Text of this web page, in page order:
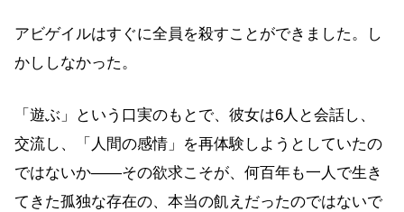
アビゲイルはすぐに全員を殺すことができました。し
かししなかった。
「遊ぶ」という口実のもとで、彼女は6人と会話し、
交流し、「人間の感情」を再体験しようとしていたの
ではないか——その欲求こそが、何百年も一人で生き
てきた孤独な存在の、本当の飢えだったのではないで